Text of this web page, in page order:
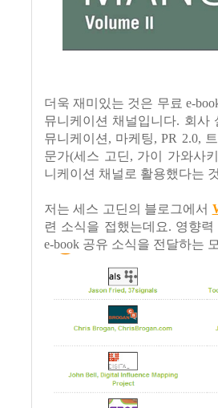
더욱 재미있는 것은 무료 e-
뮤니케이션 채널입니다. 회사
뮤니케이션, 마케팅, PR 2.0,
문가(세스 고딘, 가이 가와사
니케이션 채널로 활용했다는
저는 세스 고딘의 블로그에서
련 소식을 접했는데요. 영향
e-book 공유 소식을 전달하는